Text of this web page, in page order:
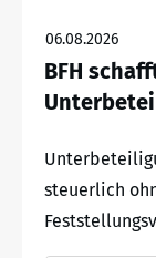
06.08.2026
BFH
steuerlich